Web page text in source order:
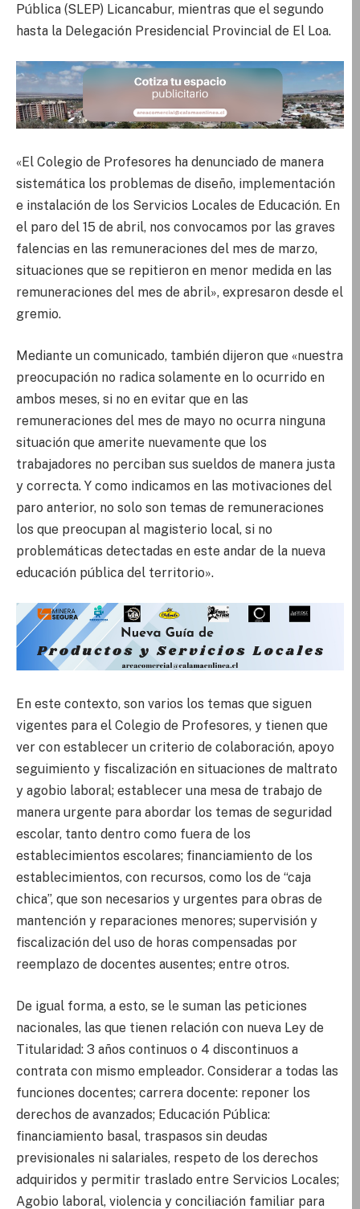
Pública (SLEP) Licancabur, mientras que el segundo
hasta la Delegación Presidencial Provincial de El Loa.
«El Colegio de Profesores ha denunciado de manera
sistemática los problemas de diseño, implementación
e instalación de los Servicios Locales de Educación. En
el paro del 15 de abril, nos convocamos por las graves
falencias en las remuneraciones del mes de marzo,
situaciones que se repitieron en menor medida en las
remuneraciones del mes de abril», expresaron desde el
gremio.
Mediante un comunicado, también dijeron que «nuestra
preocupación no radica solamente en lo ocurrido en
ambos meses, si no en evitar que en las
remuneraciones del mes de mayo no ocurra ninguna
situación que amerite nuevamente que los
trabajadores no perciban sus sueldos de manera justa
y correcta. Y como indicamos en las motivaciones del
paro anterior, no solo son temas de remuneraciones
los que preocupan al magisterio local, si no
problemáticas detectadas en este andar de la nueva
educación pública del territorio».
En este contexto, son varios los temas que siguen
vigentes para el Colegio de Profesores, y tienen que
ver con establecer un criterio de colaboración, apoyo
seguimiento y fiscalización en situaciones de maltrato
y agobio laboral; establecer una mesa de trabajo de
manera urgente para abordar los temas de seguridad
escolar, tanto dentro como fuera de los
establecimientos escolares; financiamiento de los
establecimientos, con recursos, como los de “caja
chica”, que son necesarios y urgentes para obras de
mantención y reparaciones menores; supervisión y
fiscalización del uso de horas compensadas por
reemplazo de docentes ausentes; entre otros.
De igual forma, a esto, se le suman las peticiones
nacionales, las que tienen relación con nueva Ley de
Titularidad: 3 años continuos o 4 discontinuos a
contrata con mismo empleador. Considerar a todas las
funciones docentes; carrera docente: reponer los
derechos de avanzados; Educación Pública:
financiamiento basal, traspasos sin deudas
previsionales ni salariales, respeto de los derechos
adquiridos y permitir traslado entre Servicios Locales;
Agobio laboral, violencia y conciliación familiar para